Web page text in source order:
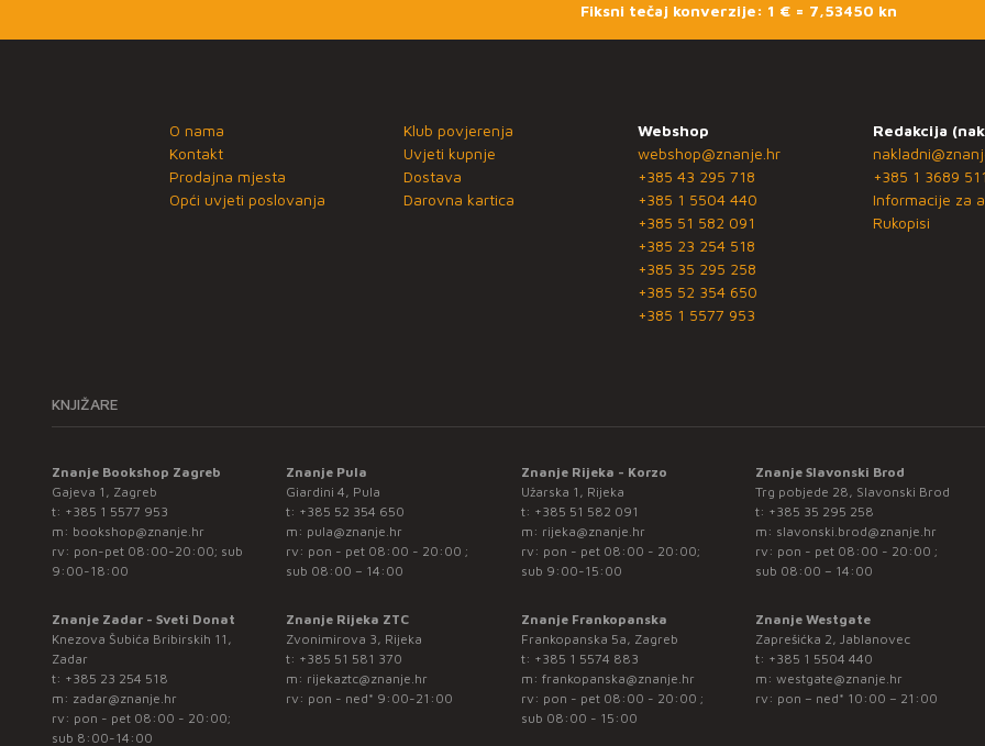
Fiksni tečaj konverzije: 1 € = 7,53450 kn
O nama
Kontakt
Prodajna mjesta
Opći uvjeti poslovanja
Klub povjerenja
Uvjeti kupnje
Dostava
Darovna kartica
Webshop
webshop@znanje.hr
+385 43 295 718
+385 1 5504 440
+385 51 582 091
+385 23 254 518
+385 35 295 258
+385 52 354 650
+385 1 5577 953
Redakcija
+385 1 3689 511
Informacije za
Rukopisi
KNJIŽARE
Znanje Bookshop Zagreb
Gajeva 1, Zagreb
t: +385 1 5577 953
m: bookshop@znanje.hr
rv: pon-pet 08:00-20:00; sub
9:00-18:00
Znanje Pula
Giardini 4, Pula
t: +385 52 354 650
m: pula@znanje.hr
rv: pon - pet 08:00 - 20:00 ;
sub 08:00 – 14:00
Znanje Rijeka - Korzo
Užarska 1, Rijeka
t: +385 51 582 091
m: rijeka@znanje.hr
rv: pon - pet 08:00 - 20:00;
sub 9:00-15:00
Znanje Slavonski Brod
Trg pobjede 28, Slavonski Brod
t: +385 35 295 258
m: slavonski.brod@znanje.hr
rv: pon - pet 08:00 - 20:00 ;
sub 08:00 – 14:00
Znanje Zadar - Sveti Donat
Knezova Šubića Bribirskih 11,
Zadar
t: +385 23 254 518
m: zadar@znanje.hr
rv: pon - pet 08:00 - 20:00;
sub 8:00-14:00
Znanje Rijeka ZTC
Zvonimirova 3, Rijeka
t: +385 51 581 370
m: rijekaztc@znanje.hr
rv: pon - ned* 9:00-21:00
Znanje Frankopanska
Frankopanska 5a, Zagreb
t: +385 1 5574 883
m: frankopanska@znanje.hr
rv: pon - pet 08:00 - 20:00 ;
sub 08:00 - 15:00
Znanje Westgate
Zaprešićka 2, Jablanovec
t: +385 1 5504 440
m: westgate@znanje.hr
rv: pon – ned* 10:00 – 21:00